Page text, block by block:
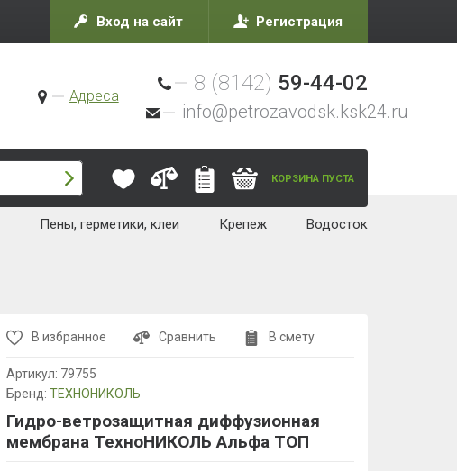
Вход на сайт Регистрация
Адреса
8 (8142) 59-44-02
info@petrozavodsk.ksk24.ru
КОРЗИНА ПУСТА
Пены, герметики, клеи Крепеж Водосток
В избранное Сравнить В смету
Артикул: 79755
Бренд: ТЕХНОНИКОЛЬ
Гидро-ветрозащитная диффузионная
мембрана ТехноНИКОЛЬ Альфа ТОП